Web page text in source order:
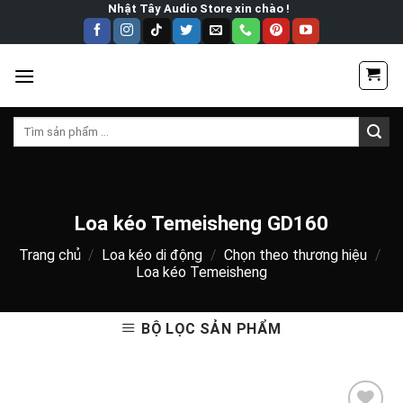
Nhật Tây Audio Store xin chào !
Tìm
Loa kéo Temeisheng GD160
Trang chủ / Loa kéo di động / Chọn theo thương hiệu /
Loa kéo Temeisheng
BỘ LỌC SẢN PHẨM